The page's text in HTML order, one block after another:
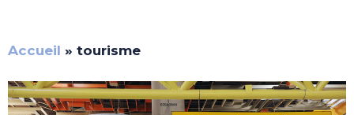
Accueil » tourisme